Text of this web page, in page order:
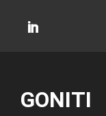
GONITI